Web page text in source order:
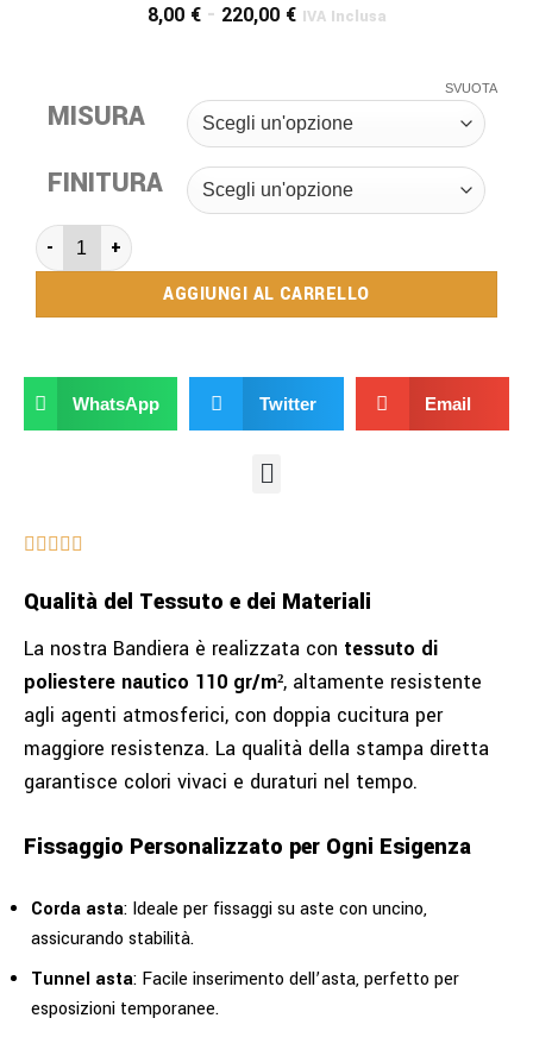
8,00 € - 220,00 € IVA Inclusa
MISURA
FINITURA
SVUOTA
AGGIUNGI AL CARRELLO
WhatsApp Twitter Email
Qualità del Tessuto e dei Materiali
La nostra Bandiera è realizzata con tessuto di
poliestere nautico 110 gr/m², altamente resistente
agli agenti atmosferici, con doppia cucitura per
maggiore resistenza. La qualità della stampa diretta
garantisce colori vivaci e duraturi nel tempo.
Fissaggio Personalizzato per Ogni Esigenza
Corda asta: Ideale per fissaggi su aste con uncino,
assicurando stabilità.
Tunnel asta: Facile inserimento dell’asta, perfetto per
esposizioni temporanee.